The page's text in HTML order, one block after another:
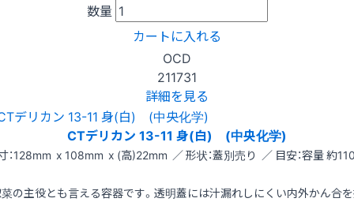
数量
カートに入れる
OCD
211731
詳細を見る
CTデリカン 13-11 身(白) (中央化学)
：128mm x 108mm x (高)22mm ／ 形状：蓋別売り ／ 目安：容量 約
の主役とも言える容器です。透明蓋には汁漏れしにくい内外かん合